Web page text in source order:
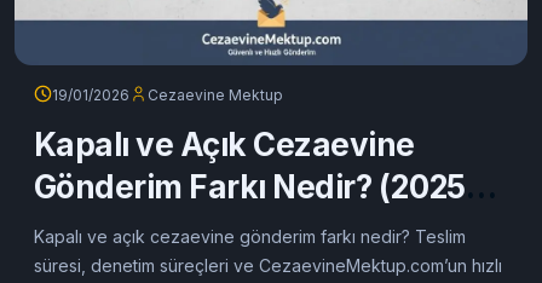
19/01/2026 Cezaevine Mektup
Kapalı ve Açık Cezaevine
Gönderim Farkı Nedir? (2025
Güncel Rehber)
Kapalı ve açık cezaevine gönderim farkı nedir? Teslim
süresi, denetim süreçleri ve CezaevineMektup.com’un hızlı